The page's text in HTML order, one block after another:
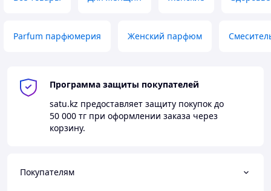
Parfum парфюмерия Женский парфюм
Программа защиты покупателей
satu.kz предоставляет защиту покупок до
50 000 тг при оформлении заказа через
корзину.
Покупателям